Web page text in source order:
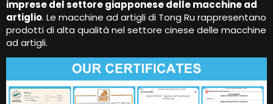
imprese del settore giapponese delle macchine ad
artiglio. Le macchine ad artigli di Tong Ru rappresentano
prodotti di alta qualità nel settore cinese delle macchine
ad artigli.